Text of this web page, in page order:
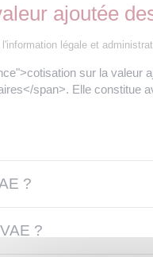
ajoutée
légale et
sur la valeur
span>. Elle constitue
?
?